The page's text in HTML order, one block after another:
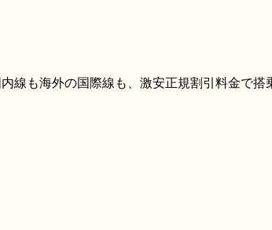
線も海外の国際線も、激安正規割引料金で搭